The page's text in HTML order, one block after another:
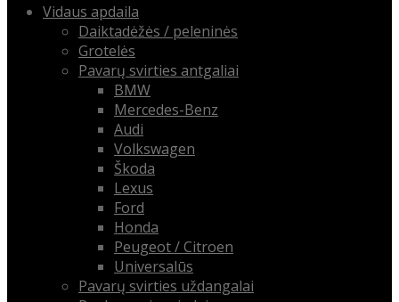
Vidaus apdaila
Daiktadėžės / peleninės
Grotelės
Pavarų svirties antgaliai
BMW
Mercedes-Benz
Audi
Volkswagen
Škoda
Lexus
Ford
Honda
Peugeot / Citroen
Universalūs
Pavarų svirties uždangalai